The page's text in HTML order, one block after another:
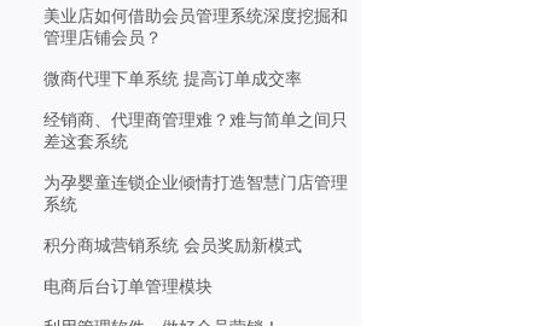
美业店如何借助会员管理系统深度挖掘和
管理店铺会员？
微商代理下单系统 提高订单成交率
经销商、代理商管理难？难与简单之间只
差这套系统
为孕婴童连锁企业倾情打造智慧门店管理
系统
积分商城营销系统 会员奖励新模式
电商后台订单管理模块